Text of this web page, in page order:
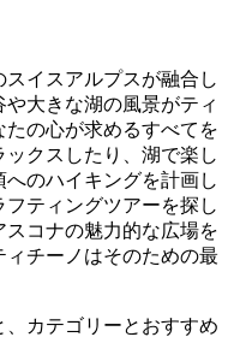
イスアルプスが融合し
大きな湖の風景がティ
の心が求めるすべてを
クスしたり、湖で楽し
のハイキングを計画し
ティングツアーを探し
コナの魅力的な広場を
チーノはそのための最
カテゴリーとおすすめ